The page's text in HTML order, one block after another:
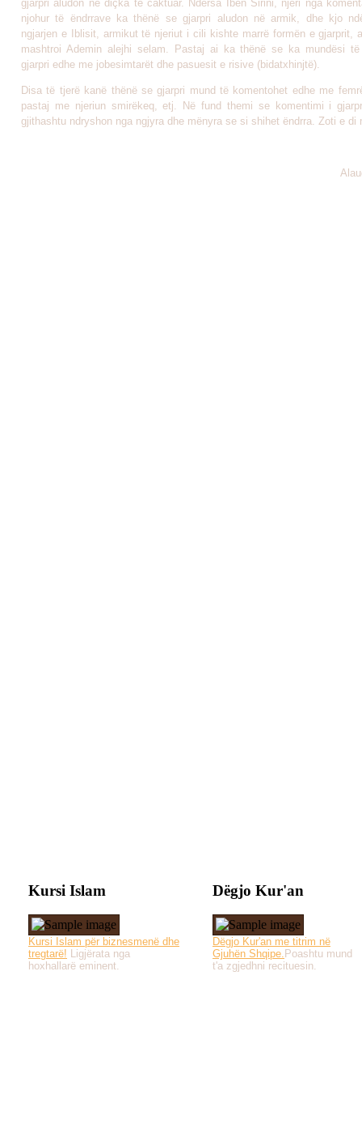
gjarpri aludon në diçka të caktuar. Ndërsa Ibën Sirini, njëri nga
njohur të ëndrrave ka thënë se gjarpri aludon në armik, dhe kjo
ngjarjen e Iblisit, armikut të njeriut i cili kishte marrë formën e gjarprit,
mashtroi Ademin alejhi selam. Pastaj ai ka thënë se ka mundësi të
gjarpri edhe me jobesimtarët dhe pasuesit e risive (bidatxhinjtë).
Disa të tjerë kanë thënë se gjarpri mund të komentohet edhe me
pastaj me njeriun smirëkeq, etj. Në fund themi se komentimi i
gjithashtu ndryshon nga ngjyra dhe mënyra se si shihet ëndrra. Zoti e di
Kursi Islam
Kursi Islam për biznesmenë dhe
tregtarë! Ligjërata nga
hoxhallarë eminent.
Dëgjo Kur'an
Dëgjo Kur'an me titrim në
Gjuhën Shqipe. Poashtu mund
t'a zgjedhni recituesin.